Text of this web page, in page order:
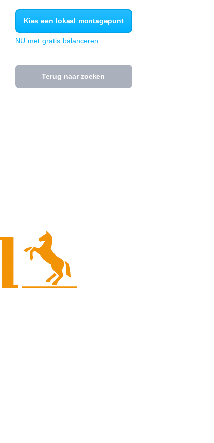
Kies een lokaal montagepunt
NU met gratis balanceren
Terug naar zoeken